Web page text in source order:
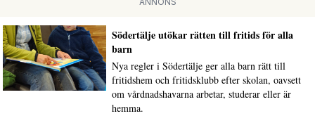
Södertälje utökar rätten till fritids för alla
barn
Nya regler i Södertälje ger alla barn rätt till
fritidshem och fritidsklubb efter skolan, oavsett
om vårdnadshavarna arbetar, studerar eller är
hemma.